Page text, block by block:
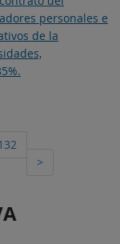
personales e
de la
>